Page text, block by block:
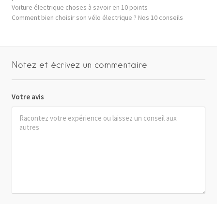
Voiture électrique choses à savoir en 10 points
Comment bien choisir son vélo électrique ? Nos 10 conseils
Notez et écrivez un commentaire
Votre avis